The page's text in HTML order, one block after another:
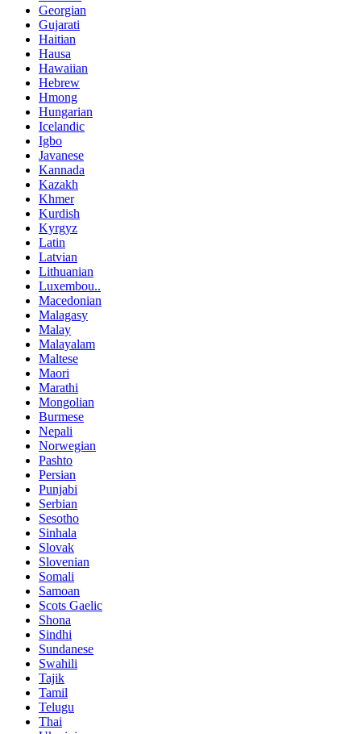
Georgian
Gujarati
Haitian
Hausa
Hawaiian
Hebrew
Hmong
Hungarian
Icelandic
Igbo
Javanese
Kannada
Kazakh
Khmer
Kurdish
Kyrgyz
Latin
Latvian
Lithuanian
Luxembou..
Macedonian
Malagasy
Malay
Malayalam
Maltese
Maori
Marathi
Mongolian
Burmese
Nepali
Norwegian
Pashto
Persian
Punjabi
Serbian
Sesotho
Sinhala
Slovak
Slovenian
Somali
Samoan
Scots Gaelic
Shona
Sindhi
Sundanese
Swahili
Tajik
Tamil
Telugu
Thai